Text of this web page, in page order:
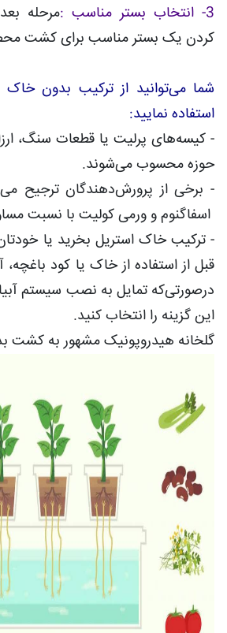
3- انتخاب بستر مناسب :
مرحله
کردن یک بستر مناسب برای کشت
شما می‌توانید از ترکیب بدون خاک
استفاده نمایید:
- کیسه‌های پرلیت یا قطعات سنگ،
حوزه محسوب می‌شوند.
- برخی از پرورش‌دهندگان ترجیح
اسفاگنوم و ورمی کولیت با نسبت
- ترکیب خاک استریل بخرید یا
قبل از استفاده از خاک یا کود باغچه،
درصورتی‌که تمایل به نصب سیستم
این گزینه را انتخاب کنید.
گلخانه هیدروپونیک مشهور به